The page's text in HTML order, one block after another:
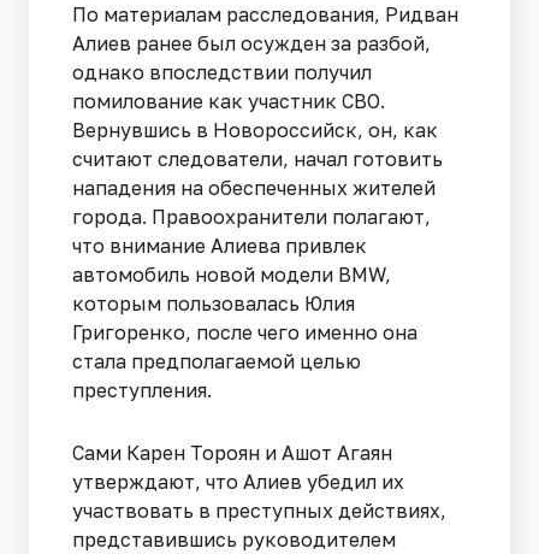
По материалам расследования, Ридван
Алиев ранее был осужден за разбой,
однако впоследствии получил
помилование как участник СВО.
Вернувшись в Новороссийск, он, как
считают следователи, начал готовить
нападения на обеспеченных жителей
города. Правоохранители полагают,
что внимание Алиева привлек
автомобиль новой модели BMW,
которым пользовалась Юлия
Григоренко, после чего именно она
стала предполагаемой целью
преступления.
Сами Карен Тороян и Ашот Агаян
утверждают, что Алиев убедил их
участвовать в преступных действиях,
представившись руководителем